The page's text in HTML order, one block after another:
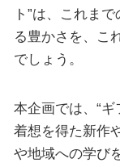
ト”は、これま
る豊かさを、こ
でしょう。
本企画では、“
着想を得た新作
や地域への学び